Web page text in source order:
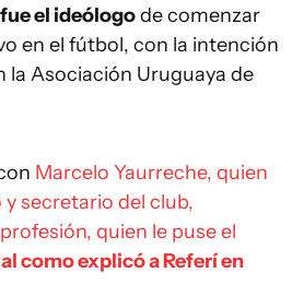
el ideólogode comenzar
en el fútbol, con la intención
la Asociación Uruguaya de
Marcelo Yaurreche, quien
secretario del club,
quien le puse el
como explicó a Referí en